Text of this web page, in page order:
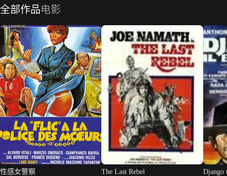
全部作品电影
性感女警察
The Last Rebel
Django